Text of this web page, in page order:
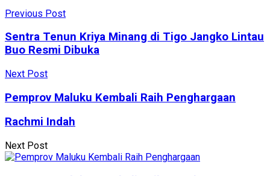
Previous Post
Sentra Tenun Kriya Minang di Tigo Jangko Lintau
Buo Resmi Dibuka
Next Post
Pemprov Maluku Kembali Raih Penghargaan
Rachmi Indah
Next Post